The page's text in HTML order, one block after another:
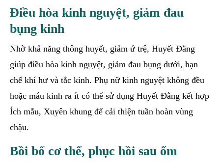
Điều hòa kinh nguyệt, giảm đau
bụng kinh
Nhờ khả năng thông huyết, giảm ứ trệ, Huyết Đằng
giúp điều hòa kinh nguyệt, giảm đau bụng dưới, hạn
chế khí hư và tắc kinh. Phụ nữ kinh nguyệt không đều
hoặc máu kinh ra ít có thể sử dụng Huyết Đằng kết hợp
Ích mẫu, Xuyên khung để cải thiện tuần hoàn vùng
chậu.
Bồi bổ cơ thể, phục hồi sau ốm